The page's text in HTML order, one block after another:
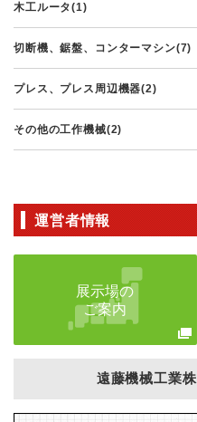
木工ルータ(1)
切断機、鋸盤、コンターマシン(7)
プレス、プレス周辺機器(2)
その他の工作機械(2)
運営者情報
展示場の
ご案内
遠藤機械工業